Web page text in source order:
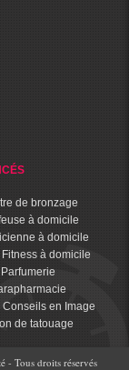
de bronzage
à domicile
à domicile
à domicile
Parfumerie
en Image
de tatouage
- Tous droits réservés